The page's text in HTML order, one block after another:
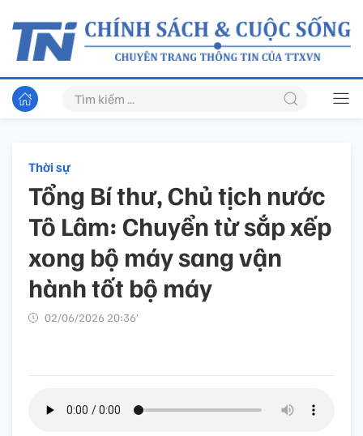
Thời sự
Tổng Bí thư, Chủ tịch nước
Tô Lâm: Chuyển từ sắp xếp
xong bộ máy sang vận
hành tốt bộ máy
02/06/2026 20:36’